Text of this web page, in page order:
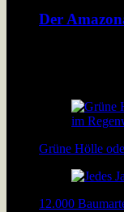
Der
Grüne Hölle
12.000